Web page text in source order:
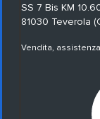
SS 7 Bis KM
81030 Teverola
Vendita,